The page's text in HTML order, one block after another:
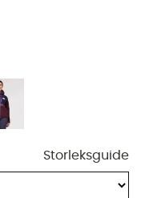
Storleksguide
för en promenad
inte värmen eller
fleecetröja
vare sin isolering i